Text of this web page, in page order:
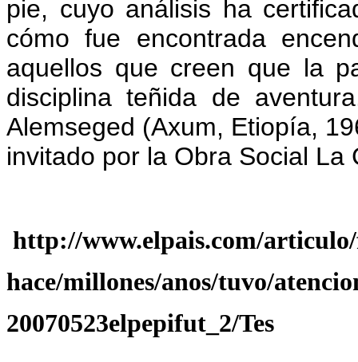
pie, cuyo análisis ha
cómo fue encontrada
aquellos que creen que la
disciplina teñida de
Alemseged (Axum, Etiopía,
invitado por la Obra Social La
http://www.elpais.com/
hace/millones/anos/tuvo/
20070523elpepifut_2/Tes